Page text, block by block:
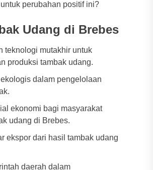
perubahan positif ini?
Udang di Brebes
teknologi mutakhir untuk
produksi tambak udang.
dalam pengelolaan
ekonomi bagi masyarakat
udang di Brebes.
ekspor dari hasil tambak udang
daerah dalam